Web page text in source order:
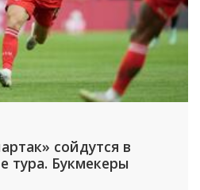
сойдутся в
тура. Букмекеры